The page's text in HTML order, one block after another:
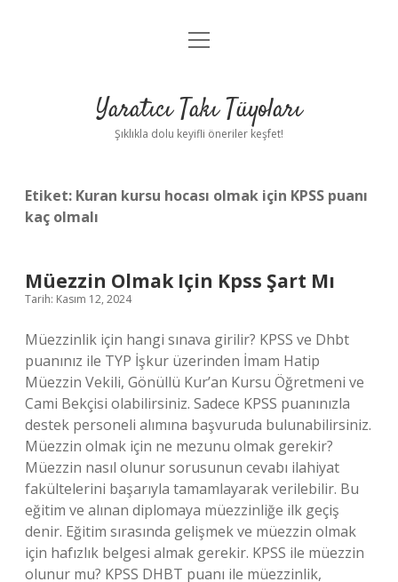
Anasayfa
Yasal Uyarı
menüyü
Yaratıcı Takı Tüyoları
Şıklıkla dolu keyifli öneriler keşfet!
Etiket: Kuran kursu hocası olmak için KPSS puanı
kaç olmalı
Müezzin Olmak Için Kpss Şart Mı
Tarih: Kasım 12, 2024
Müezzinlik için hangi sınava girilir? KPSS ve Dhbt
puanınız ile TYP İşkur üzerinden İmam Hatip
Müezzin Vekili, Gönüllü Kur’an Kursu Öğretmeni ve
Cami Bekçisi olabilirsiniz. Sadece KPSS puanınızla
destek personeli alımına başvuruda bulunabilirsiniz.
Müezzin olmak için ne mezunu olmak gerekir?
Müezzin nasıl olunur sorusunun cevabı ilahiyat
fakültelerini başarıyla tamamlayarak verilebilir. Bu
eğitim ve alınan diplomaya müezzinliğe ilk geçiş
denir. Eğitim sırasında gelişmek ve müezzin olmak
için hafızlık belgesi almak gerekir. KPSS ile müezzin
olunur mu? KPSS DHBT puanı ile müezzinlik,